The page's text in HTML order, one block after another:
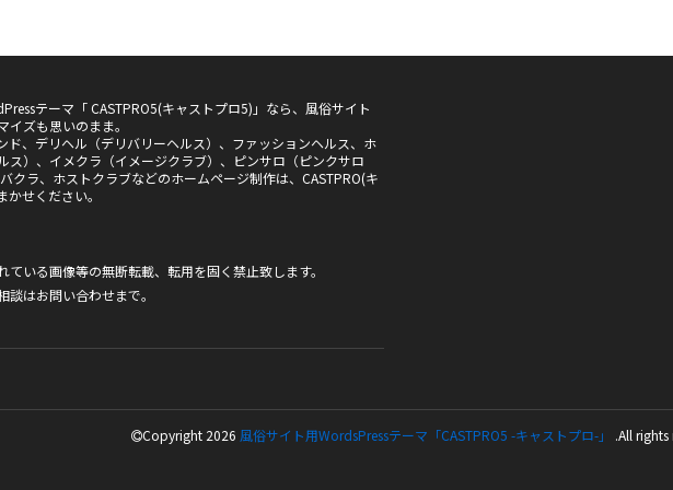
テーマ「 CASTPRO5(キャストプロ5)」なら、風俗サイト
イズも思いのまま。
ド、デリヘル（デリバリーヘルス）、ファッションヘルス、ホ
ス）、イメクラ（イメージクラブ）、ピンサロ（ピンクサロ
クラ、ホストクラブなどのホームページ制作は、CASTPRO(キ
せください。
ている画像等の無断転載、転用を固く禁止致します。
談はお問い合わせまで。
Copyright 2026 風俗サイト用WordsPressテーマ「CASTPRO5 -キャストプロ-」 .All rights